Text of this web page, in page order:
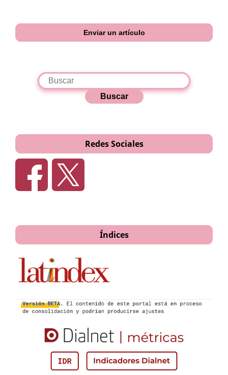
Enviar un artículo
Buscar
Redes Sociales
Índices